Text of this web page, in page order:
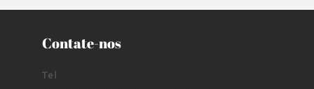
Contate-nos
Tel